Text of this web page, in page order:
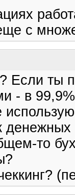
с
Если ты
- в
то